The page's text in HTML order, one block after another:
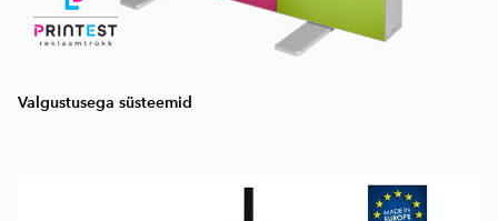
Valgustusega süsteemid